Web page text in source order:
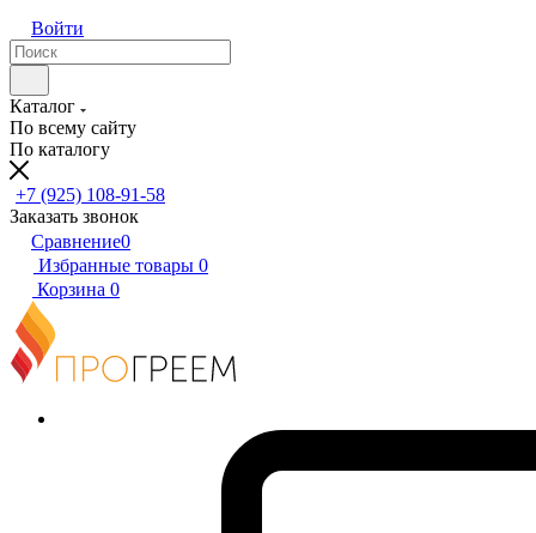
Войти
Каталог
По всему сайту
По каталогу
+7 (925) 108-91-58
Заказать звонок
Сравнение0
Избранные товары 0
Корзина 0